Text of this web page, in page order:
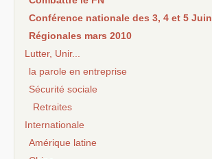
Conférence nationale des 3, 4 et 5 Juin
Régionales mars 2010
Lutter, Unir...
la parole en entreprise
Sécurité sociale
Retraites
Internationale
Amérique latine